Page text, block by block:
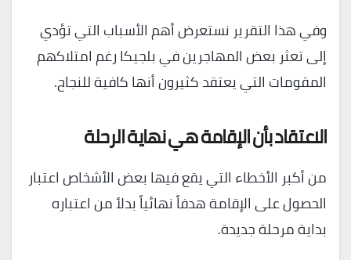
وفي هذا التقرير نستعرض أهم الأسباب التي تؤدي
إلى تعثر بعض المهاجرين في بلجيكا رغم امتلاكهم
المقومات التي يعتقد كثيرون أنها كافية للنجاح.
الاعتقاد بأن الإقامة هي نهاية الرحلة
من أكبر الأخطاء التي يقع فيها بعض الأشخاص اعتبار
الحصول على الإقامة هدفاً نهائياً بدلاً من اعتباره
بداية مرحلة جديدة.